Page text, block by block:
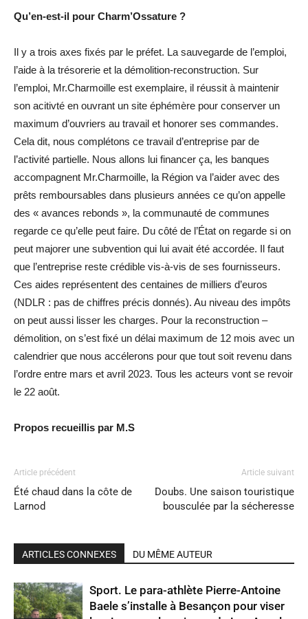
Qu’en-est-il pour Charm’Ossature ?
Il y a trois axes fixés par le préfet. La sauvegarde de l’emploi,
l’aide à la trésorerie et la démolition-reconstruction. Sur
l’emploi, Mr.Charmoille est exemplaire, il réussit à maintenir
son acitivté en ouvrant un site éphémère pour conserver un
maximum d’ouvriers au travail et honorer ses commandes.
Cela dit, nous complétons ce travail d’entreprise par de
l’activité partielle. Nous allons lui financer ça, les banques
accompagnent Mr.Charmoille, la Région va l’aider avec des
prêts remboursables dans plusieurs années ce qu’on appelle
des « avances rebonds », la communauté de communes
regarde ce qu’elle peut faire. Du côté de l’État on regarde si on
peut majorer une subvention qui lui avait été accordée. Il faut
que l’entreprise reste crédible vis-à-vis de ses fournisseurs.
Ces aides représentent des centaines de milliers d’euros
(NDLR : pas de chiffres précis donnés). Au niveau des impôts
on peut aussi lisser les charges. Pour la reconstruction –
démolition, on s’est fixé un délai maximum de 12 mois avec un
calendrier que nous accélerons pour que tout soit revenu dans
l’ordre entre mars et avril 2023. Tous les acteurs vont se revoir
le 22 août.
Propos recueillis par M.S
Article précédent
Été chaud dans la côte de
Larnod
Article suivant
Doubs. Une saison touristique
bousculée par la sécheresse
ARTICLES CONNEXES DU MÊME AUTEUR
Sport. Le para-athlète Pierre-Antoine
Baele s’installe à Besançon pour viser